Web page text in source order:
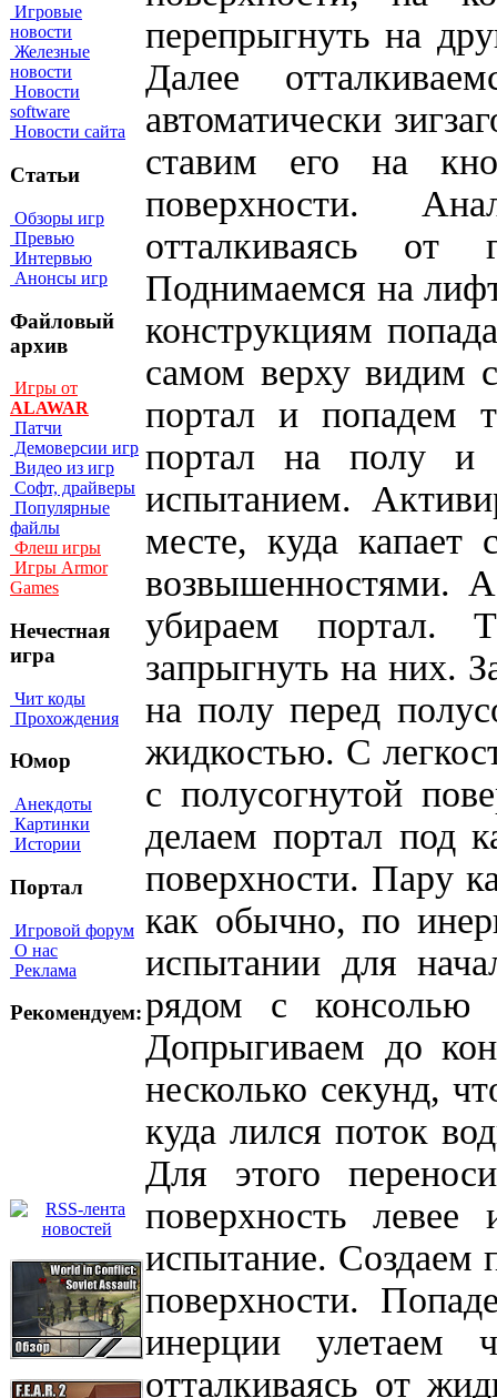
Игровые
новости
Железные
новости
Новости
software
Новости сайта
Статьи
Обзоры игр
Превью
Интервью
Анонсы игр
Файловый
архив
Игры от
ALAWAR
Патчи
Демоверсии игр
Видео из игр
Софт, драйверы
Популярные
файлы
Флеш игры
Игры Armor
Games
Нечестная
игра
Чит коды
Прохождения
Юмор
Анекдоты
Картинки
Истории
Портал
Игровой форум
О нас
Реклама
Рекомендуем:
перепрыгнуть на
Далее
автоматически
ставим его на
поверхности.
отталкиваясь от
Поднимаемся на
конструкциям
самом верху видим
портал и попадем
портал на полу и
испытанием.
месте, куда
возвышенностями.
убираем портал.
запрыгнуть на них.
на полу перед
жидкостью. С
с полусогнутой
делаем портал под
поверхности. Пару
как обычно, по
испытании для
рядом с консолью
Допрыгиваем до
несколько секунд,
куда лился поток
Для этого
поверхность
испытание. Создаем
поверхности.
инерции улетаем
отталкиваясь от